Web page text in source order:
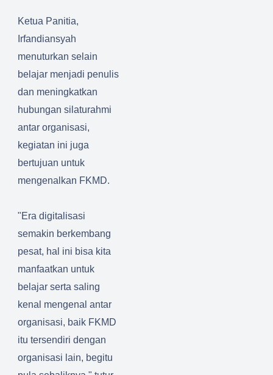
Ketua Panitia,
Irfandiansyah
menuturkan selain
belajar menjadi penulis
dan meningkatkan
hubungan silaturahmi
antar organisasi,
kegiatan ini juga
bertujuan untuk
mengenalkan FKMD.
"Era digitalisasi
semakin berkembang
pesat, hal ini bisa kita
manfaatkan untuk
belajar serta saling
kenal mengenal antar
organisasi, baik FKMD
itu tersendiri dengan
organisasi lain, begitu